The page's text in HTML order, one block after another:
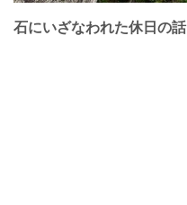
石にいざなわれた休日の話